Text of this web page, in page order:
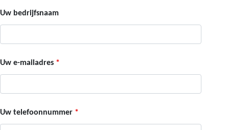
Uw bedrijfsnaam
Uw e-mailadres *
Uw telefoonnummer *